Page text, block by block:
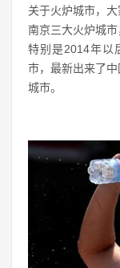
关于火炉城市，
南京三大火炉城市
特别是2014年以
市，最新出来了
城市。